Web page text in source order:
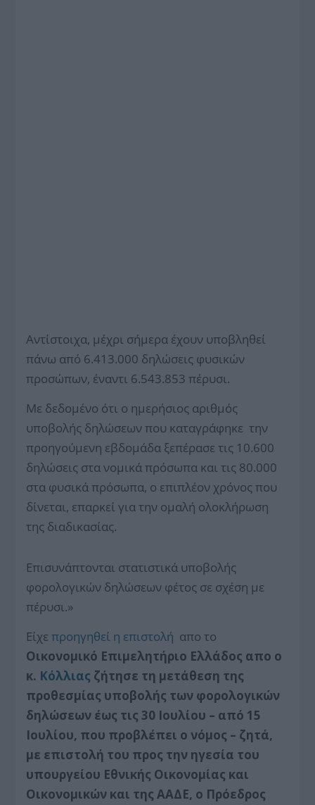
Αντίστοιχα, μέχρι σήμερα έχουν υποβληθεί
πάνω από 6.413.000 δηλώσεις φυσικών
προσώπων, έναντι 6.543.853 πέρυσι.
Με δεδομένο ότι ο ημερήσιος αριθμός
υποβολής δηλώσεων που καταγράφηκε την
προηγούμενη εβδομάδα ξεπέρασε τις 10.600
δηλώσεις στα νομικά πρόσωπα και τις 80.000
στα φυσικά πρόσωπα, ο επιπλέον χρόνος που
δίνεται, επαρκεί για την ομαλή ολοκλήρωση
της διαδικασίας.
Επισυνάπτονται στατιστικά υποβολής
φορολογικών δηλώσεων φέτος σε σχέση με
πέρυσι.»
Είχεπροηγηθεί η επιστολή απο το
Οικονομικό Επιμελητήριο Ελλάδος απο ο
κ. Κόλλιας ζήτησε τη μετάθεση της
προθεσμίας υποβολής των φορολογικών
δηλώσεων έως τις 30 Ιουλίου – από 15
Ιουλίου, που προβλέπει ο νόμος – ζητά,
με επιστολή του προς την ηγεσία του
υπουργείου Εθνικής Οικονομίας και
Οικονομικών και της ΑΑΔΕ, ο Πρόεδρος